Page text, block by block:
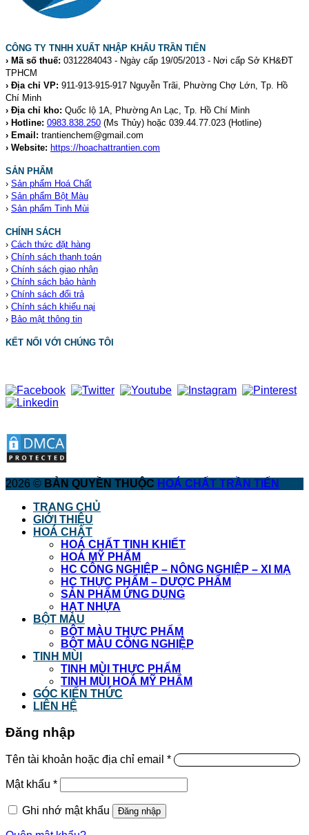
CÔNG TY TNHH XUẤT NHẬP KHẨU TRẦN TIẾN
› Mã số thuế: 0312284043 - Ngày cấp 19/05/2013 - Nơi cấp Sở KH&ĐT
TPHCM
› Địa chỉ VP: 911-913-915-917 Nguyễn Trãi, Phường Chợ Lớn, Tp. Hồ
Chí Minh
› Địa chỉ kho: Quốc lộ 1A, Phường An Lạc, Tp. Hồ Chí Minh
› Hotline: 0983.838.250 (Ms Thủy) hoặc 039.44.77.023 (Hotline)
› Email: trantienchem@gmail.com
› Website: https://hoachattrantien.com
SẢN PHẨM
› Sản phẩm Hoá Chất
› Sản phẩm Bột Màu
› Sản phẩm Tinh Mùi
CHÍNH SÁCH
› Cách thức đặt hàng
› Chính sách thanh toán
› Chính sách giao nhận
› Chính sách bảo hành
› Chính sách đổi trả
› Chính sách khiếu nại
› Bảo mật thông tin
KẾT NỐI VỚI CHÚNG TÔI
2026 © BẢN QUYỀN THUỘC HOÁ CHẤT TRẦN TIẾN
TRANG CHỦ
GIỚI THIỆU
HOÁ CHẤT
HOÁ CHẤT TINH KHIẾT
HOÁ MỸ PHẨM
HC CÔNG NGHIỆP – NÔNG NGHIỆP – XI MẠ
HC THỰC PHẨM – DƯỢC PHẨM
SẢN PHẨM ỨNG DỤNG
HẠT NHỰA
BỘT MÀU
BỘT MÀU THỰC PHẨM
BỘT MÀU CÔNG NGHIỆP
TINH MÙI
TINH MÙI THỰC PHẨM
TINH MÙI HOÁ MỸ PHẨM
GÓC KIẾN THỨC
LIÊN HỆ
Đăng nhập
Tên tài khoản hoặc địa chỉ email *
Mật khẩu *
Ghi nhớ mật khẩu Đăng nhập